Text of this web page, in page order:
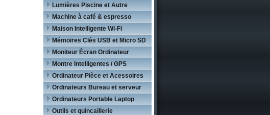
Lumières Piscine et Autre
Machine à café & espresso
Maison Intelligente Wi-Fi
Mémoires Clés USB et Micro SD
Moniteur Écran Ordinateur
Montre Intelligentes / GPS
Ordinateur Pièce et Acessoires
Ordinateurs Bureau et serveur
Ordinateurs Portable Laptop
Outils et quincaillerie